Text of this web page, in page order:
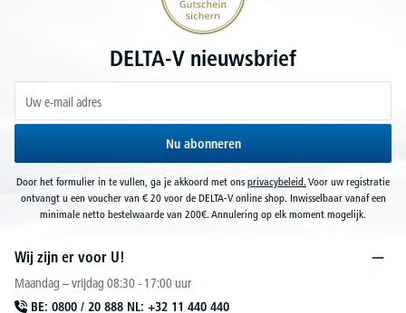
DELTA-V nieuwsbrief
Nu abonneren
Door het formulier in te vullen, ga je akkoord met ons privacybeleid. Voor uw registratie
ontvangt u een voucher van € 20 voor de DELTA-V online shop. Inwisselbaar vanaf een
minimale netto bestelwaarde van 200€. Annulering op elk moment mogelijk.
Wij zijn er voor U!
Maandag – vrijdag 08:30 - 17:00 uur
BE: 0800 / 20 888 NL: +32 11 440 440